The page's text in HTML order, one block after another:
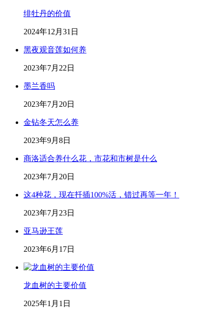
绯牡丹的价值
2024年12月31日
黑夜观音莲如何养
2023年7月22日
墨兰香吗
2023年7月20日
金钻冬天怎么养
2023年9月8日
商洛适合养什么花，市花和市树是什么
2023年7月20日
这4种花，现在扦插100%活，错过再等一年！
2023年7月23日
亚马逊王莲
2023年6月17日
龙血树的主要价值
2025年1月1日